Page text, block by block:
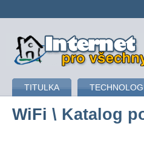
připojení k internetu
TITULKA
WiFi \ Katalog